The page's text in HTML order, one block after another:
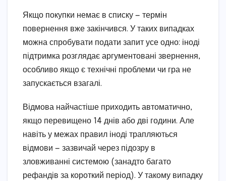
Якщо покупки немає в списку — термін
повернення вже закінчився. У таких випадках
можна спробувати подати запит усе одно: іноді
підтримка розглядає аргументовані звернення,
особливо якщо є технічні проблеми чи гра не
запускається взагалі.
Відмова найчастіше приходить автоматично,
якщо перевищено 14 днів або дві години. Але
навіть у межах правил іноді трапляються
відмови — зазвичай через підозру в
зловживанні системою (занадто багато
рефандів за короткий період). У такому випадку